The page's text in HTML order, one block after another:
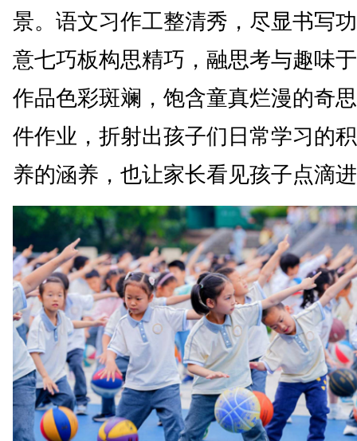
景。语文习作工整清秀，尽显书写
意七巧板构思精巧，融思考与趣味
作品色彩斑斓，饱含童真烂漫的奇
件作业，折射出孩子们日常学习的
养的涵养，也让家长看见孩子点滴